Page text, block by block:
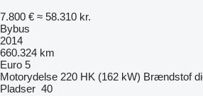
7.800 € ≈ 58.310 kr.
Bybus
2014
660.324 km
Euro 5
Motorydelse 220 HK (162 kW) Brændstof
Pladser 40